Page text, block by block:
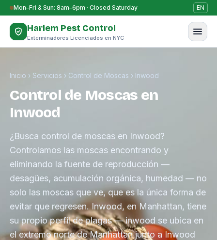
Saltar al contenido
Mon–Fri & Sun: 8am–6pm · Closed Saturday EN
Harlem Pest Control
Exterminadores Licenciados en NYC
Inicio › Servicios › Control de Moscas › Inwood
Control de Moscas en
Inwood
¿Busca control de moscas en Inwood?
Controlamos las moscas encontrando y
eliminando la fuente de reproducción —
desagües, acumulación orgánica, humedad — no
solo las moscas que ve, que es la única forma de
evitar que regresen. Inwood, en Manhattan, tiene
su propio perfil de plagas — inwood se ubica en
el extremo norte de Manhattan junto a Inwood